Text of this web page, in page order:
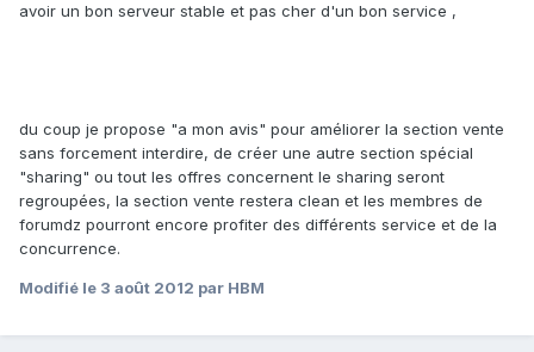
avoir un bon serveur stable et pas cher d'un bon service ,
du coup je propose "a mon avis" pour améliorer la section vente
sans forcement interdire, de créer une autre section spécial
"sharing" ou tout les offres concernent le sharing seront
regroupées, la section vente restera clean et les membres de
forumdz pourront encore profiter des différents service et de la
concurrence.
Modifié le 3 août 2012 par HBM